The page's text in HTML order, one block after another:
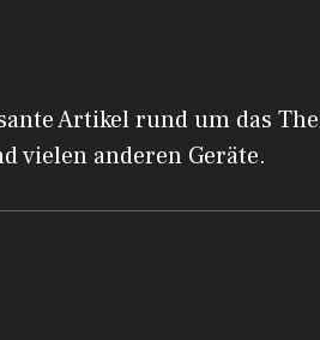
Artikel rund um das
vielen anderen Geräte.